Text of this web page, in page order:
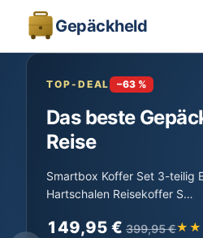
Gepäckheld
TOP-DEAL −63 %
Das beste
Reise
Smartbox Koffer Set 3-teilig
Hartschalen Reisekoffer S…
149,95 € 399,95€